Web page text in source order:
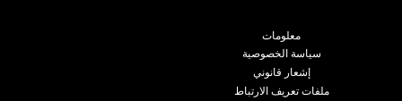
معلومات
سياسة الخصوصية
إشعار قانوني
ملفات تعريف الارتباط